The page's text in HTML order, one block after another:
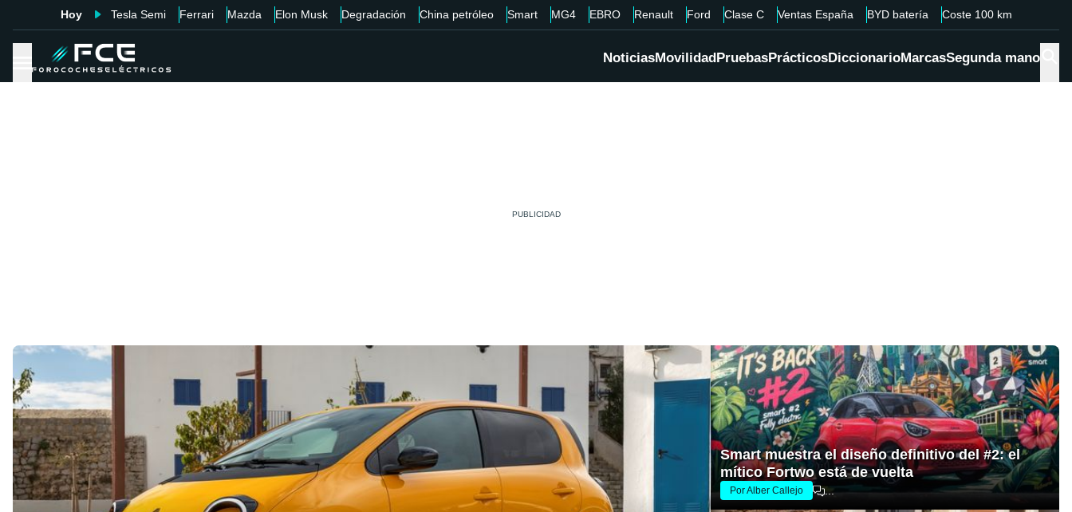
Hoy Tesla Semi Ferrari Mazda Elon Musk Degradación China petróleo Smart MG4 EBRO Renault Ford Clase C Ventas España BYD batería Coste 100 km
NoticiasMovilidadPruebasPrácticosDiccionarioMarcasSegunda mano
Smart muestra el diseño definitivo del #2: el
mítico Fortwo está de vuelta
Por Alber Callejo ...